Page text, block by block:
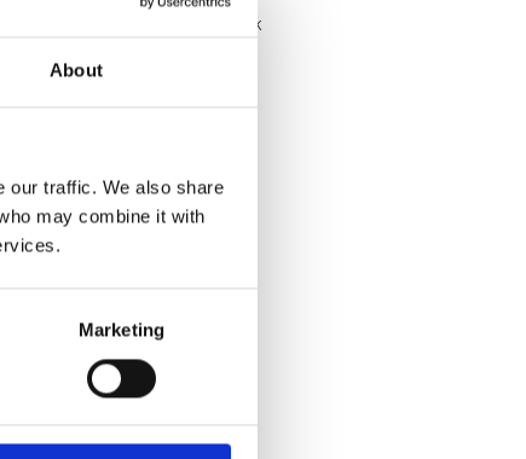
About
our traffic. We also share
may combine it with
Marketing
rapide. Disponible en stock
professionnels